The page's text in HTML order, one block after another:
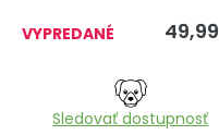
VYPREDANÉ 49,99
Sledovať dostupnosť